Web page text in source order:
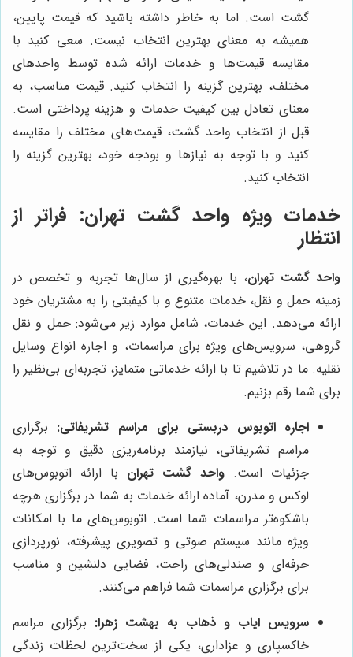
گشت است. اما به خاطر داشته باشید که قیمت پایین،
همیشه به معنای بهترین انتخاب نیست. سعی کنید با
مقایسه قیمت‌ها و خدمات ارائه شده توسط واحدهای
مختلف، بهترین گزینه را انتخاب کنید. قیمت مناسب، به
معنای تعادل بین کیفیت خدمات و هزینه پرداختی است.
قبل از انتخاب واحد گشت، قیمت‌های مختلف را مقایسه
کنید و با توجه به نیازها و بودجه خود، بهترین گزینه را
انتخاب کنید.
خدمات ویژه واحد گشت تهران: فراتر از
انتظار
واحد گشت تهران، با بهره‌گیری از سال‌ها تجربه و تخصص در
زمینه حمل و نقل، خدمات متنوع و با کیفیتی را به مشتریان خود
ارائه می‌دهد. این خدمات، شامل موارد زیر می‌شود: حمل و نقل
گروهی، سرویس‌های ویژه برای مراسمات، و اجاره انواع وسایل
نقلیه. ما در تلاشیم تا با ارائه خدماتی متمایز، تجربه‌ای بی‌نظیر را
برای شما رقم بزنیم.
اجاره اتوبوس دربستی برای مراسم تشریفاتی: برگزاری
مراسم تشریفاتی، نیازمند برنامه‌ریزی دقیق و توجه به
جزئیات است. واحد گشت تهران با ارائه اتوبوس‌های
لوکس و مدرن، آماده ارائه خدمات به شما در برگزاری هرچه
باشکوه‌تر مراسمات شما است. اتوبوس‌های ما با امکانات
ویژه مانند سیستم صوتی و تصویری پیشرفته، نورپردازی
حرفه‌ای و صندلی‌های راحت، فضایی دلنشین و مناسب
برای برگزاری مراسمات شما فراهم می‌کنند.
سرویس ایاب و ذهاب به بهشت زهرا: برگزاری مراسم
خاکسپاری و عزاداری، یکی از سخت‌ترین لحظات زندگی